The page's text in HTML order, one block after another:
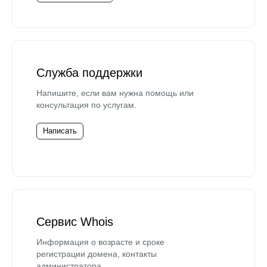
Служба поддержки
Напишите, если вам нужна помощь или
консультация по услугам.
Написать
Сервис Whois
Информация о возрасте и сроке
регистрации домена, контакты